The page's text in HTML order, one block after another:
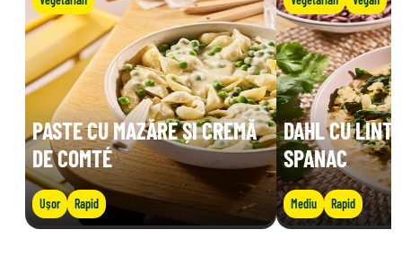
PASTE CU MAZĂRE ȘI CREMĂ
DE COMTÉ
Ușor Rapid
DAHL CU
SPANAC
Mediu Rapid